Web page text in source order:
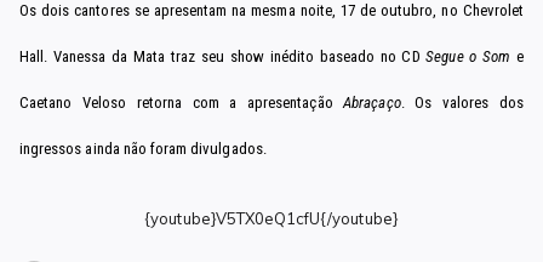
Os dois cantores se apresentam na mesma noite, 17 de outubro, no Chevrolet
Hall. Vanessa da Mata traz seu show inédito baseado no CDSegue o Som e
Caetano Veloso retorna com a apresentaçãoAbraçaço. Os valores dos
ingressos ainda não foram divulgados.
{youtube}V5TX0eQ1cfU{/youtube}